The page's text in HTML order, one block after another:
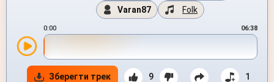
Varan87
Folk
0:00 06:38
Зберегти трек 9 1